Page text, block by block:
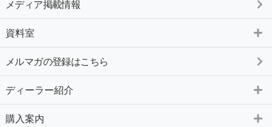
メディア掲載情報
資料室
メルマガの登録はこちら
ディーラー紹介
購入案内